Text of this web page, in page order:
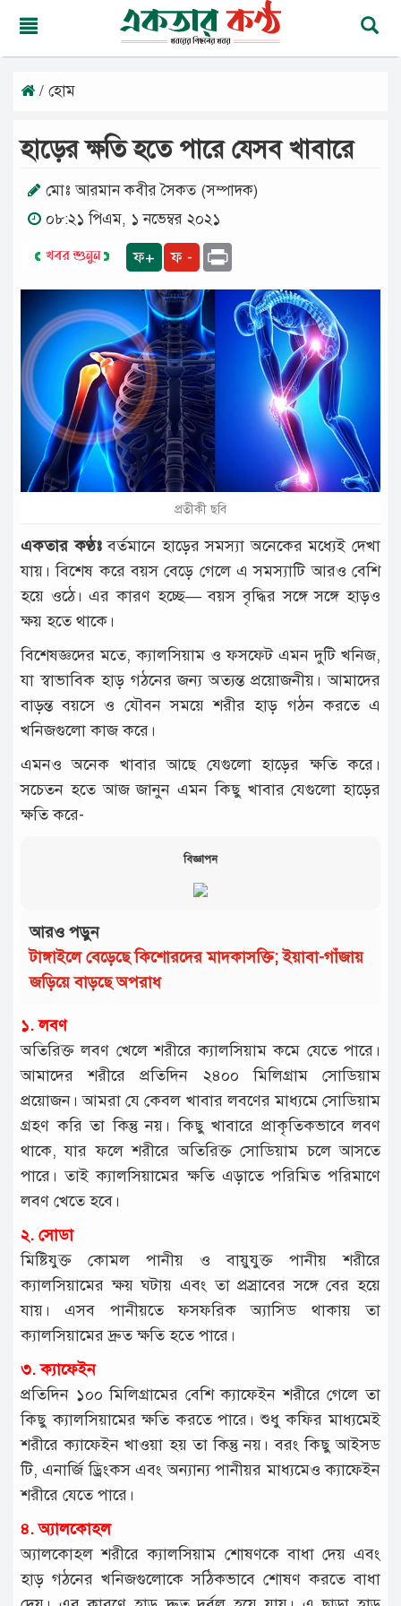
শুক্রবার,
২০২৬
১৪৩৩
বঙ্গাব্দ
মূলপাতা
জাতীয়
দেশের
খবর
আমাদের
টাঙ্গাইল
আন্তর্জাতিক
রাজনীতি
দুর্ঘটনা
বিনোদন
খেলাধুলা
চাকরি
লাইফ
স্টাইল
অন্যান্য
/ হোম
হাড়ের ক্ষতি হতে পারে যেসব খাবারে
মোঃ আরমান কবীর সৈকত (সম্পাদক)
০৮:২১ পিএম, ১ নভেম্বর ২০২১
ফ+ ফ -
প্রতীকী ছবি
একতার কণ্ঠঃবর্তমানে হাড়ের সমস্যা অনেকের মধ্যেই দেখা
যায়। বিশেষ করে বয়স বেড়ে গেলে এ সমস্যাটি আরও বেশি
হয়ে ওঠে। এর কারণ হচ্ছে— বয়স বৃদ্ধির সঙ্গে সঙ্গে হাড়ও
ক্ষয় হতে থাকে।
বিশেষজ্ঞদের মতে, ক্যালসিয়াম ও ফসফেট এমন দুটি খনিজ,
যা স্বাভাবিক হাড় গঠনের জন্য অত্যন্ত প্রয়োজনীয়। আমাদের
বাড়ন্ত বয়সে ও যৌবন সময়ে শরীর হাড় গঠন করতে এ
খনিজগুলো কাজ করে।
এমনও অনেক খাবার আছে যেগুলো হাড়ের ক্ষতি করে।
সচেতন হতে আজ জানুন এমন কিছু খাবার যেগুলো হাড়ের
ক্ষতি করে-
বিজ্ঞাপন
আরও পড়ুন
টাঙ্গাইলে বেড়েছে কিশোরদের মাদকাসক্তি; ইয়াবা-গাঁজায়
জড়িয়ে বাড়ছে অপরাধ
১. লবণ
অতিরিক্ত লবণ খেলে শরীরে ক্যালসিয়াম কমে যেতে পারে।
আমাদের শরীরে প্রতিদিন ২৪০০ মিলিগ্রাম সোডিয়াম
প্রয়োজন। আমরা যে কেবল খাবার লবণের মাধ্যমে সোডিয়াম
গ্রহণ করি তা কিন্তু নয়। কিছু খাবারে প্রাকৃতিকভাবে লবণ
থাকে, যার ফলে শরীরে অতিরিক্ত সোডিয়াম চলে আসতে
পারে। তাই ক্যালসিয়ামের ক্ষতি এড়াতে পরিমিত পরিমাণে
লবণ খেতে হবে।
২. সোডা
মিষ্টিযুক্ত কোমল পানীয় ও বায়ুযুক্ত পানীয় শরীরে
ক্যালসিয়ামের ক্ষয় ঘটায় এবং তা প্রস্রাবের সঙ্গে বের হয়ে
যায়। এসব পানীয়তে ফসফরিক অ্যাসিড থাকায় তা
ক্যালসিয়ামের দ্রুত ক্ষতি হতে পারে।
৩. ক্যাফেইন
প্রতিদিন ১০০ মিলিগ্রামের বেশি ক্যাফেইন শরীরে গেলে তা
কিছু ক্যালসিয়ামের ক্ষতি করতে পারে। শুধু কফির মাধ্যমেই
শরীরে ক্যাফেইন খাওয়া হয় তা কিন্তু নয়। বরং কিছু আইসড
টি, এনার্জি ড্রিংকস এবং অন্যান্য পানীয়র মাধ্যমেও ক্যাফেইন
শরীরে যেতে পারে।
৪. অ্যালকোহল
অ্যালকোহল শরীরে ক্যালসিয়াম শোষণকে বাধা দেয় এবং
হাড় গঠনের খনিজগুলোকে সঠিকভাবে শোষণ করতে বাধা